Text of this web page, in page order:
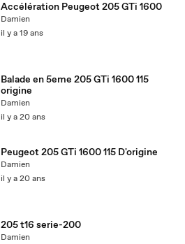
Accélération Peugeot 205 GTi 1600
Damien
il y a 19 ans
Balade en 5eme 205 GTi 1600 115
origine
Damien
il y a 20 ans
Peugeot 205 GTi 1600 115 D'origine
Damien
il y a 20 ans
205 t16 serie-200
Damien